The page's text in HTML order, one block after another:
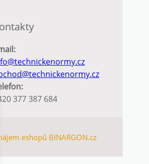
377 387 684
eshopů BINARGON.cz